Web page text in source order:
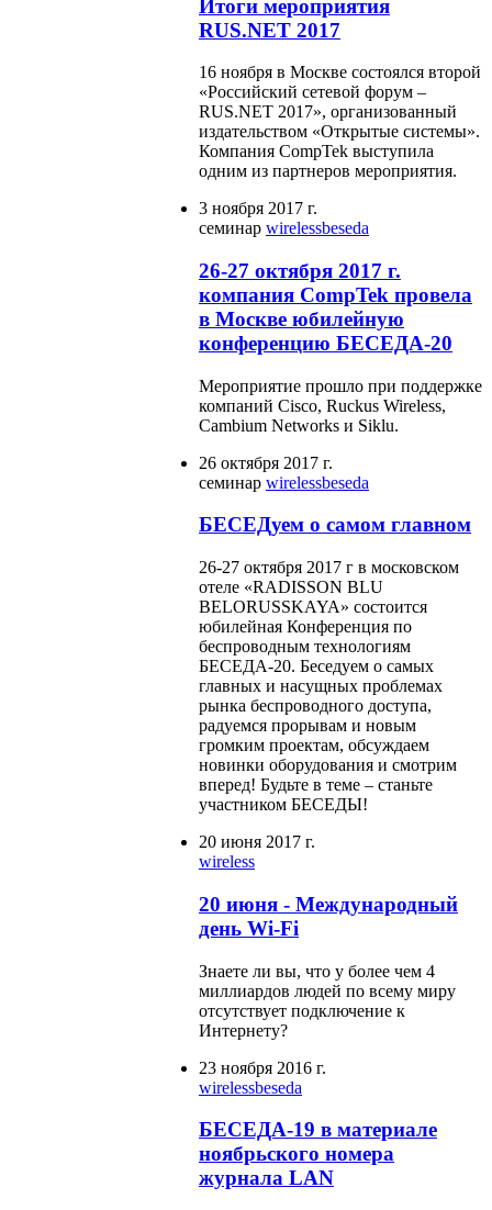
Итоги мероприятия
RUS.NET 2017
16 ноября в Москве состоялся второй
«Российский сетевой форум –
RUS.NET 2017», организованный
издательством «Открытые системы».
Компания CompTek выступила
одним из партнеров мероприятия.
3 ноября 2017 г.
семинар wirelessbeseda
26-27 октября 2017 г.
компания CompTek провела
в Москве юбилейную
конференцию БЕСЕДА-20
Мероприятие прошло при поддержке
компаний Cisco, Ruckus Wireless,
Cambium Networks и Siklu.
26 октября 2017 г.
семинар wirelessbeseda
БЕСЕДуем о самом главном
26-27 октября 2017 г в московском
отеле «RADISSON BLU
BELORUSSKAYA» состоится
юбилейная Конференция по
беспроводным технологиям
БЕСЕДА-20. Беседуем о самых
главных и насущных проблемах
рынка беспроводного доступа,
радуемся прорывам и новым
громким проектам, обсуждаем
новинки оборудования и смотрим
вперед! Будьте в теме – станьте
участником БЕСЕДЫ!
20 июня 2017 г.
wireless
20 июня - Международный
день Wi-Fi
Знаете ли вы, что у более чем 4
миллиардов людей по всему миру
отсутствует подключение к
Интернету?
23 ноября 2016 г.
wirelessbeseda
БЕСЕДА-19 в материале
ноябрьского номера
журнала LAN